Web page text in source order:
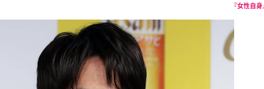
『女性自